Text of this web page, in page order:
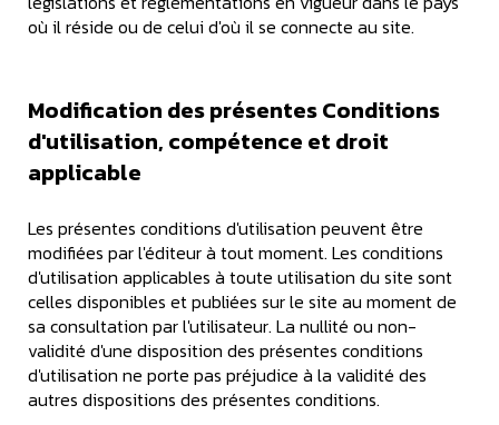
où il réside ou de celui d'où il se connecte au site.
Modification des présentes Conditions
d'utilisation, compétence et droit
applicable
Les présentes conditions d'utilisation peuvent être
modifiées par l'éditeur à tout moment. Les conditions
d'utilisation applicables à toute utilisation du site sont
celles disponibles et publiées sur le site au moment de
sa consultation par l'utilisateur. La nullité ou non-
validité d'une disposition des présentes conditions
d'utilisation ne porte pas préjudice à la validité des
autres dispositions des présentes conditions.